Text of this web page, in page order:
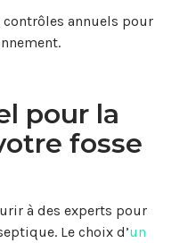
contrôles annuels pour
pour la
fosse
à des experts pour
Le choix d’un